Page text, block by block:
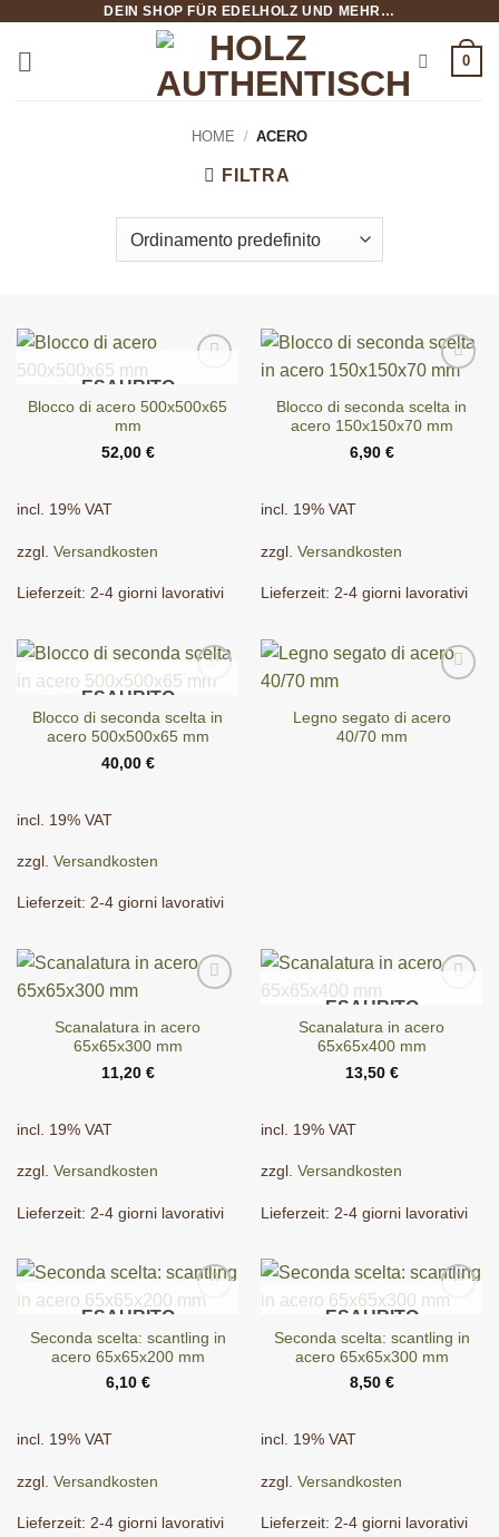
contenuti
DEIN SHOP FÜR EDELHOLZ UND MEHR…
0
HOME / ACERO
FILTRA
ESAURITO
Blocco di acero 500x500x65
mm
52,00 €
incl. 19% VAT
zzgl. Versandkosten
Lieferzeit: 2-4 giorni lavorativi
Blocco di seconda scelta in
acero 150x150x70 mm
6,90 €
incl. 19% VAT
zzgl. Versandkosten
Lieferzeit: 2-4 giorni lavorativi
ESAURITO
Blocco di seconda scelta in
acero 500x500x65 mm
40,00 €
incl. 19% VAT
zzgl. Versandkosten
Lieferzeit: 2-4 giorni lavorativi
Legno segato di acero
40/70 mm
Scanalatura in acero
65x65x300 mm
11,20 €
incl. 19% VAT
zzgl. Versandkosten
Lieferzeit: 2-4 giorni lavorativi
ESAURITO
Scanalatura in acero
65x65x400 mm
13,50 €
incl. 19% VAT
zzgl. Versandkosten
Lieferzeit: 2-4 giorni lavorativi
ESAURITO
Seconda scelta: scantling in
acero 65x65x200 mm
6,10 €
incl. 19% VAT
zzgl. Versandkosten
Lieferzeit: 2-4 giorni lavorativi
ESAURITO
Seconda scelta: scantling in
acero 65x65x300 mm
8,50 €
incl. 19% VAT
zzgl. Versandkosten
Lieferzeit: 2-4 giorni lavorativi